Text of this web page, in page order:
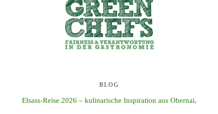
BLOG
Elsass-Reise 2026 – kulinarische Inspiration aus Obernai,